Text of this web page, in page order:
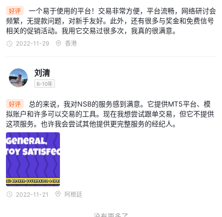
好评
一个易于使用的平台！交易非常方便，平台流畅，网络研讨会
频繁，无提款问题，对新手友好。此外，还有很多与奖金和免费信号
相关的促销活动。我用它交易过很多次，我真的很满意。
2022-11-29 香港
刘清
6-10年
好评
总的来说，我对NSB的服务感到满意。它提供MT5平台、模
拟账户和许多可以交易的工具。现在我想尝试跟单交易，但它不提供
这项服务。也许我会尝试其他提供更完整服务的经纪人。
2022-11-21 阿根廷